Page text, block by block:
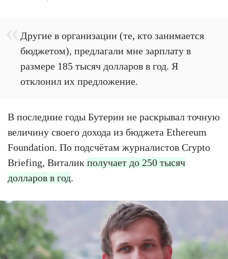
Другие в организации (те, кто занимается
бюджетом), предлагали мне зарплату в
размере 185 тысяч долларов в год. Я
отклонил их предложение.
В последние годы Бутерин не раскрывал точную
величину своего дохода из бюджета Ethereum
Foundation. По подсчётам журналистов Crypto
Briefing, Виталик получает до 250 тысяч
долларов в год.